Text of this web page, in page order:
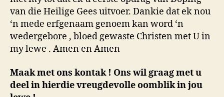
van die Heilige Gees uitvoer. Dankie dat ek nou
‘n mede erfgenaam genoem kan word ‘n
wedergebore , bloed gewaste Christen met U in
my lewe . Amen en Amen
Maak met ons kontak ! Ons wil graag met u
deel in hierdie vreugdevolle oomblik in jou